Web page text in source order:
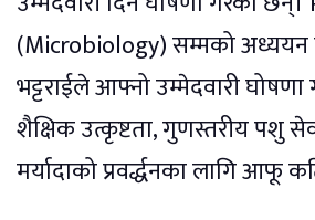
(Microbiology) सम्मको अध्ययन
भट्टराईले आफ्नो उम्मेदवारी घोषणा
शैक्षिक उत्कृष्टता, गुणस्तरीय पशु
मर्यादाको प्रवर्द्धनका लागि आफू